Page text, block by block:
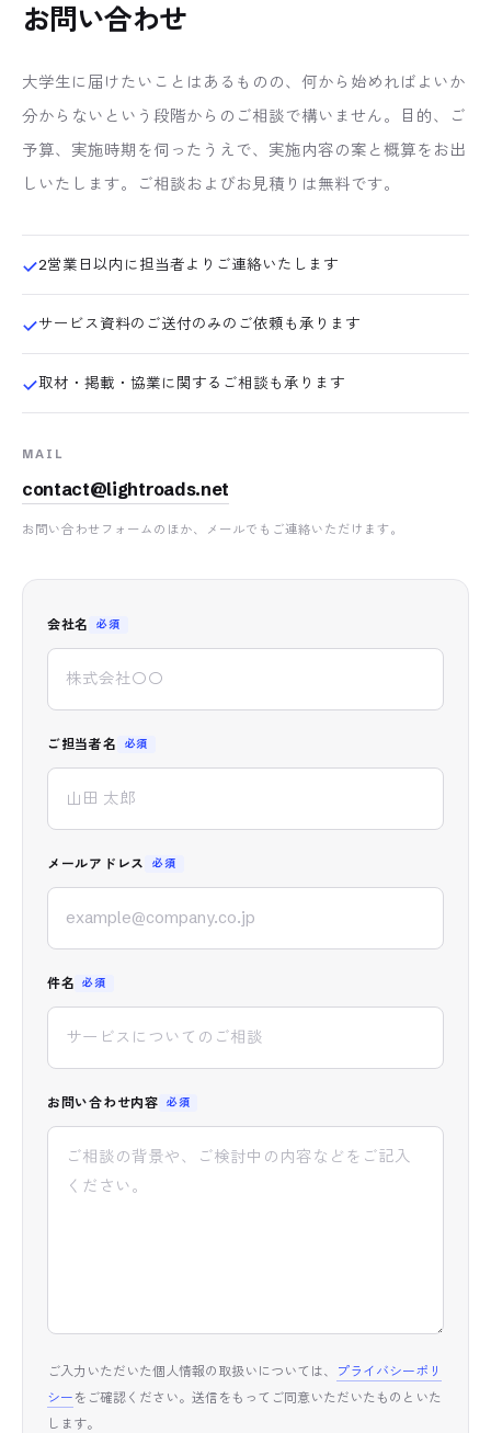
お問い合わせ
大学生に届けたいことはあるものの、何から始めればよいか
分からないという段階からのご相談で構いません。目的、ご
予算、実施時期を伺ったうえで、実施内容の案と概算をお出
しいたします。ご相談およびお見積りは無料です。
2営業日以内に担当者よりご連絡いたします
サービス資料のご送付のみのご依頼も承ります
取材・掲載・協業に関するご相談も承ります
MAIL
contact@lightroads.net
お問い合わせフォームのほか、メールでもご連絡いただけます。
会社名 必須
ご担当者名 必須
メールアドレス 必須
件名 必須
お問い合わせ内容 必須
ご入力いただいた個人情報の取扱いについては、
プライバシーポリ
シー をご確認ください。送信をもってご同意いただいたものといた
します。